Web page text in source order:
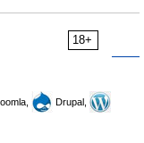
18+
Drupal,